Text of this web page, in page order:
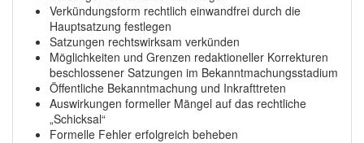
Verkündungsform rechtlich einwandfrei durch die
Hauptsatzung festlegen
Satzungen rechtswirksam verkünden
Möglichkeiten und Grenzen redaktioneller Korrekturen
beschlossener Satzungen im Bekanntmachungsstadium
Öffentliche Bekanntmachung und Inkrafttreten
Auswirkungen formeller Mängel auf das rechtliche
„Schicksal“
Formelle Fehler erfolgreich beheben